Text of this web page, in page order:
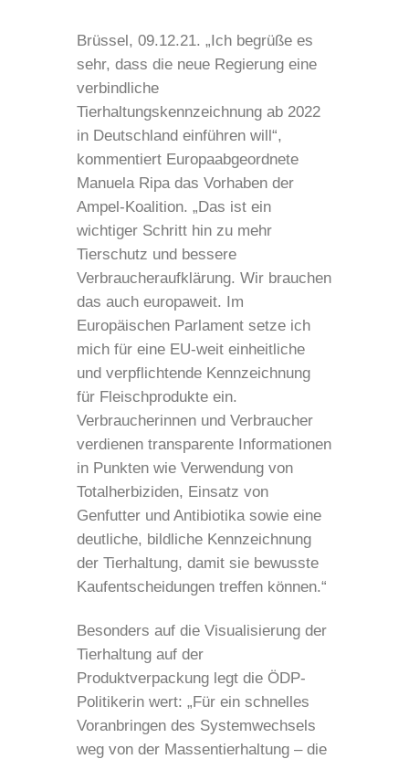
Brüssel, 09.12.21. „Ich begrüße es
sehr, dass die neue Regierung eine
verbindliche
Tierhaltungskennzeichnung ab 2022
in Deutschland einführen will“,
kommentiert Europaabgeordnete
Manuela Ripa das Vorhaben der
Ampel-Koalition. „Das ist ein
wichtiger Schritt hin zu mehr
Tierschutz und bessere
Verbraucheraufklärung. Wir brauchen
das auch europaweit. Im
Europäischen Parlament setze ich
mich für eine EU-weit einheitliche
und verpflichtende Kennzeichnung
für Fleischprodukte ein.
Verbraucherinnen und Verbraucher
verdienen transparente Informationen
in Punkten wie Verwendung von
Totalherbiziden, Einsatz von
Genfutter und Antibiotika sowie eine
deutliche, bildliche Kennzeichnung
der Tierhaltung, damit sie bewusste
Kaufentscheidungen treffen können.“
Besonders auf die Visualisierung der
Tierhaltung auf der
Produktverpackung legt die ÖDP-
Politikerin wert: „Für ein schnelles
Voranbringen des Systemwechsels
weg von der Massentierhaltung – die